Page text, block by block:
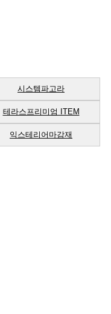
시스템파고라
테라스프리미엄 ITEM
익스테리어마감재